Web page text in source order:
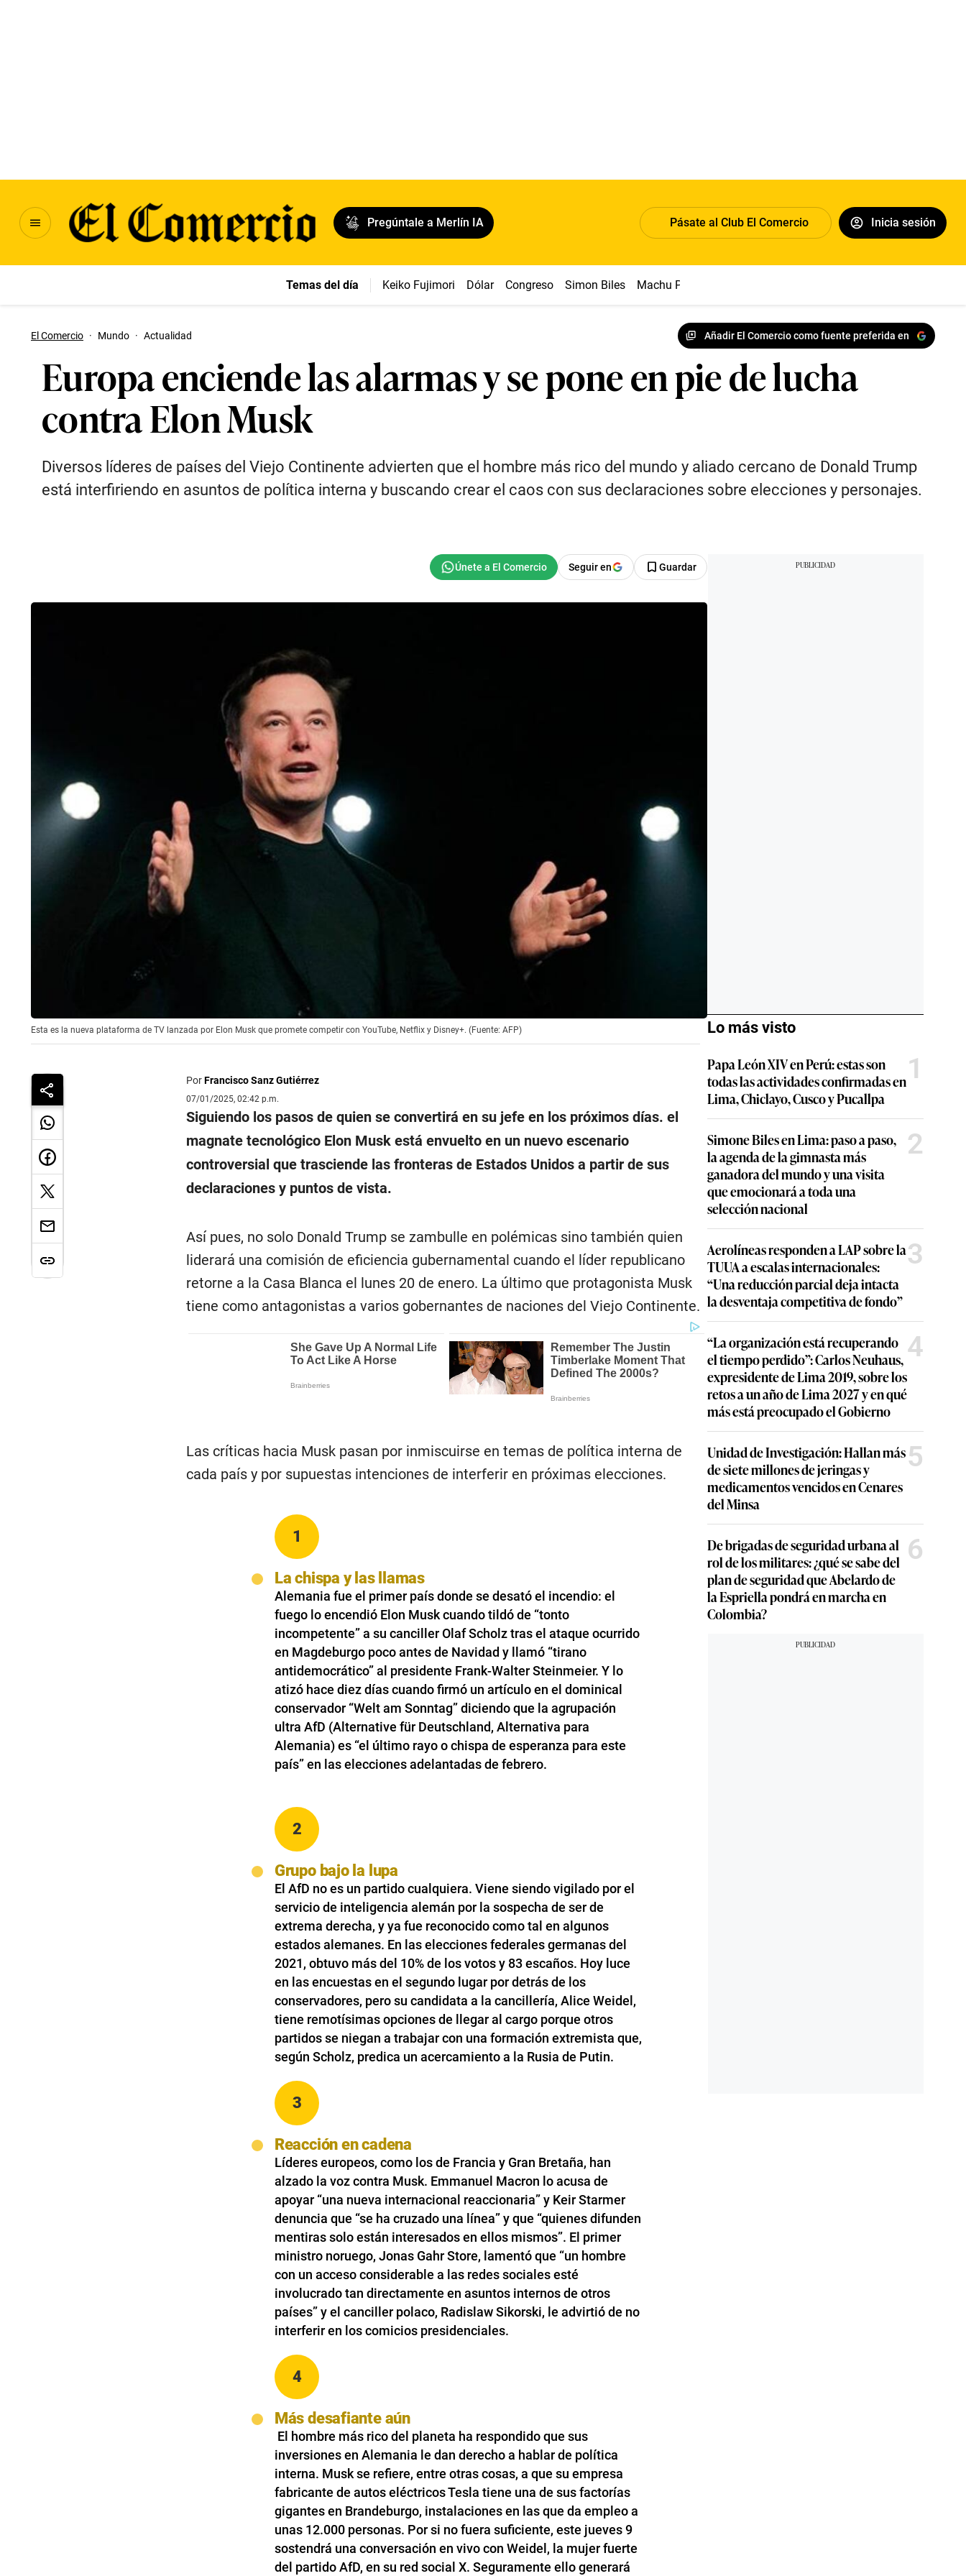
Pregúntale a Merlín IA Pásate al Club El Comercio Inicia sesión
Temas del día Keiko Fujimori Dólar Congreso Simon Biles Machu Picchu
El Comercio · Mundo · Actualidad Añadir El Comercio como fuente preferida en
Europa enciende las alarmas y se pone en pie de lucha
contra Elon Musk
Diversos líderes de países del Viejo Continente advierten que el hombre más rico del mundo y aliado cercano de Donald Trump
está interfiriendo en asuntos de política interna y buscando crear el caos con sus declaraciones sobre elecciones y personajes.
Seguir en Guardar
Esta es la nueva plataforma de TV lanzada por Elon Musk que promete competir con YouTube, Netflix y Disney+. (Fuente: AFP)
PorFrancisco Sanz Gutiérrez
07/01/2025, 02:42 p.m.
Siguiendo los pasos de quien se convertirá en su jefe en los próximos días. el
magnate tecnológico Elon Musk está envuelto en un nuevo escenario
controversial que trasciende las fronteras de Estados Unidos a partir de sus
declaraciones y puntos de vista.
Así pues, no solo Donald Trump se zambulle en polémicas sino también quien
liderará una comisión de eficiencia gubernamental cuando el líder republicano
retorne a la Casa Blanca el lunes 20 de enero. La último que protagonista Musk
tiene como antagonistas a varios gobernantes de naciones del Viejo Continente.
Las críticas hacia Musk pasan por inmiscuirse en temas de política interna de
cada país y por supuestas intenciones de interferir en próximas elecciones.
1
La chispa y las llamas
Alemania fue el primer país donde se desató el incendio: el
fuego lo encendió Elon Musk cuando tildó de “tonto
incompetente” a su canciller Olaf Scholz tras el ataque ocurrido
en Magdeburgo poco antes de Navidad y llamó “tirano
antidemocrático” al presidente Frank-Walter Steinmeier. Y lo
atizó hace diez días cuando firmó un artículo en el dominical
conservador “Welt am Sonntag” diciendo que la agrupación
ultra AfD (Alternative für Deutschland, Alternativa para
Alemania) es “el último rayo o chispa de esperanza para este
país” en las elecciones adelantadas de febrero.
2
Grupo bajo la lupa
El AfD no es un partido cualquiera. Viene siendo vigilado por el
servicio de inteligencia alemán por la sospecha de ser de
extrema derecha, y ya fue reconocido como tal en algunos
estados alemanes. En las elecciones federales germanas del
2021, obtuvo más del 10% de los votos y 83 escaños. Hoy luce
en las encuestas en el segundo lugar por detrás de los
conservadores, pero su candidata a la cancillería, Alice Weidel,
tiene remotísimas opciones de llegar al cargo porque otros
partidos se niegan a trabajar con una formación extremista que,
según Scholz, predica un acercamiento a la Rusia de Putin.
3
Reacción en cadena
Líderes europeos, como los de Francia y Gran Bretaña, han
alzado la voz contra Musk. Emmanuel Macron lo acusa de
apoyar “una nueva internacional reaccionaria” y Keir Starmer
denuncia que “se ha cruzado una línea” y que “quienes difunden
mentiras solo están interesados en ellos mismos”. El primer
ministro noruego, Jonas Gahr Store, lamentó que “un hombre
con un acceso considerable a las redes sociales esté
involucrado tan directamente en asuntos internos de otros
países” y el canciller polaco, Radislaw Sikorski, le advirtió de no
interferir en los comicios presidenciales.
4
Más desafiante aún
El hombre más rico del planeta ha respondido que sus
inversiones en Alemania le dan derecho a hablar de política
interna. Musk se refiere, entre otras cosas, a que su empresa
fabricante de autos eléctricos Tesla tiene una de sus factorías
gigantes en Brandeburgo, instalaciones en las que da empleo a
unas 12.000 personas. Por si no fuera suficiente, este jueves 9
sostendrá una conversación en vivo con Weidel, la mujer fuerte
del partido AfD, en su red social X. Seguramente ello generará
Lo más visto
Papa León XIV en Perú: estas son
todas las actividades confirmadas en
Lima, Chiclayo, Cusco y Pucallpa
1
Simone Biles en Lima: paso a paso,
la agenda de la gimnasta más
ganadora del mundo y una visita
que emocionará a toda una
selección nacional
2
Aerolíneas responden a LAP sobre la
TUUA a escalas internacionales:
“Una reducción parcial deja intacta
la desventaja competitiva de fondo”
3
“La organización está recuperando
el tiempo perdido”: Carlos Neuhaus,
expresidente de Lima 2019, sobre los
retos a un año de Lima 2027 y en qué
más está preocupado el Gobierno
4
Unidad de Investigación: Hallan más
de siete millones de jeringas y
medicamentos vencidos en Cenares
del Minsa
5
De brigadas de seguridad urbana al
rol de los militares: ¿qué se sabe del
plan de seguridad que Abelardo de
la Espriella pondrá en marcha en
Colombia?
6